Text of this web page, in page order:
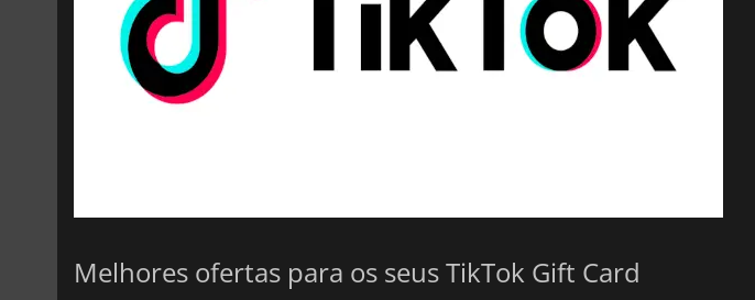
Melhores ofertas para os seus TikTok Gift Card